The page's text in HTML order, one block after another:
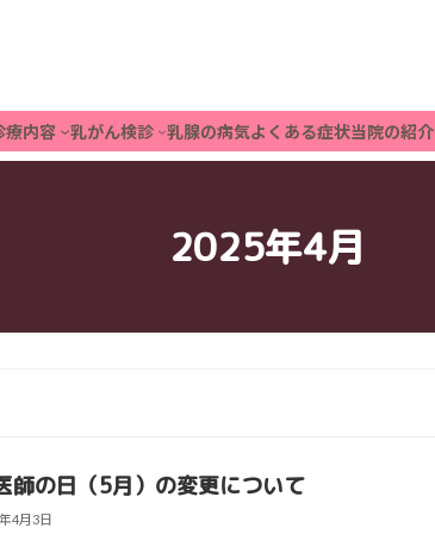
療内容 乳がん検診 乳腺の病気よくある症状当院の紹介
2025年4月
師の日（5月）の変更について
4月3日